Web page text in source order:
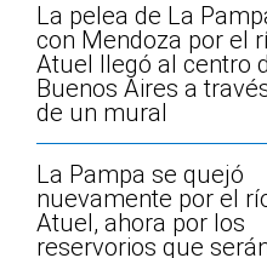
La pelea de La
con Mendoza por el
Atuel llegó al centro
Buenos Aires a
de un mural
La Pampa se quejó
nuevamente por el
Atuel, ahora por los
reservorios que